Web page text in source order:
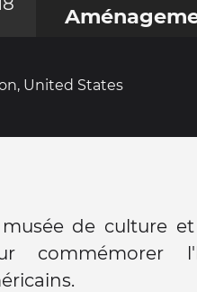
United States
de culture
commémorer